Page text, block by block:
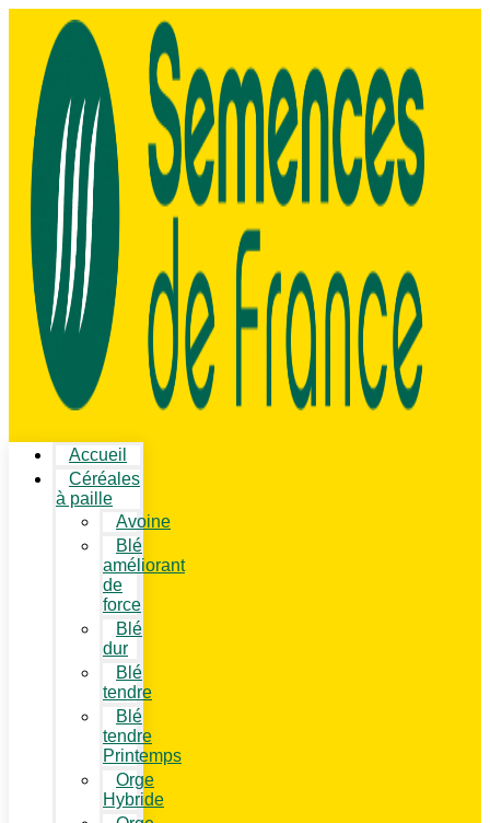
Accueil
Céréales
à paille
Avoine
Blé
améliorant
de
force
Blé
dur
Blé
tendre
Blé
tendre
Printemps
Orge
Hybride